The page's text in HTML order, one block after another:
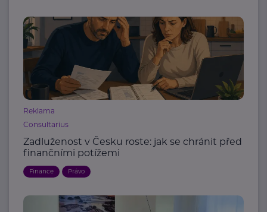
Reklama
Consultarius
Zadluženost v Česku roste: jak se chránit před
finančními potížemi
Finance Právo